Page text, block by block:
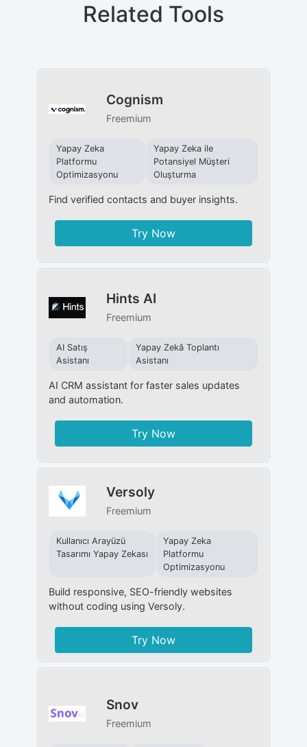
Related Tools
Cognism
Freemium
Yapay Zeka
Platformu
Optimizasyonu
Yapay Zeka ile
Potansiyel Müşteri
Oluşturma
Find verified contacts and buyer insights.
Try Now
Hints AI
Freemium
AI Satış
Asistanı
Yapay Zekâ Toplantı
Asistanı
AI CRM assistant for faster sales updates
and automation.
Try Now
Versoly
Freemium
Kullanıcı Arayüzü
Tasarımı Yapay Zekası
Yapay Zeka
Platformu
Optimizasyonu
Build responsive, SEO-friendly websites
without coding using Versoly.
Try Now
Snov
Freemium